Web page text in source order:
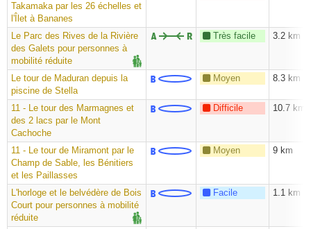
Takamaka par les 26 échelles et
l'Îlet à Bananes
Le Parc des Rives de la Rivière
des Galets pour personnes à
mobilité réduite
Très facile 3.2 km
Le tour de Maduran depuis la
piscine de Stella
Moyen 8.3 km
11 - Le tour des Marmagnes et
des 2 lacs par le Mont
Cachoche
Difficile 10.7 km
11 - Le tour de Miramont par le
Champ de Sable, les Bénitiers
et les Paillasses
Moyen 9 km
L'horloge et le belvédère de Bois
Court pour personnes à mobilité
réduite
Facile 1.1 km